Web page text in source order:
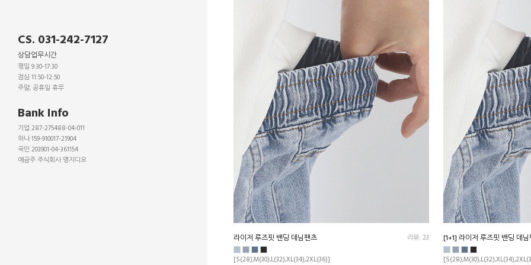
CS. 031-242-7127
상담업무시간
평일 9:30-17:30
점심 11:50-12:50
주말, 공휴일 휴무
Bank Info
기업 287-275488-04-011
하나 159-910017-21904
국민 203901-04-361154
예금주 주식회사 명지디오
라이저 루즈핏 밴딩 데님팬츠 리뷰: 23
[S(28),M(30),L(32),XL(34),2XL(36)]
[1+1] 라이저 루즈핏 밴딩 데